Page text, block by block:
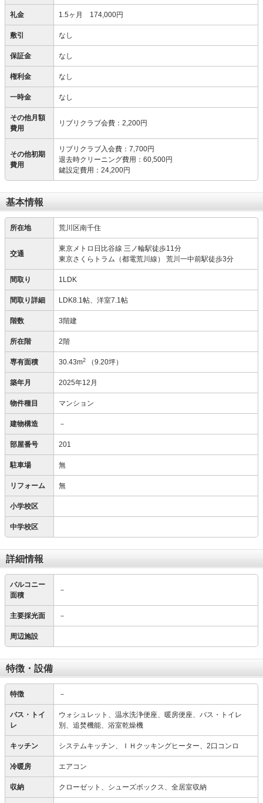
礼金 1.5ヶ月 174,000円
敷引 なし
保証金 なし
権利金 なし
一時金 なし
その他月額
費用
リブリクラブ会費 ： 2,200円
その他初期
費用
リブリクラブ入会費 ： 7,700円
退去時クリーニング費用 ： 60,500円
鍵設定費用 ： 24,200円
基本情報
所在地 荒川区南千住
交通
東京メトロ日比谷線 三ノ輪駅徒歩11分
東京さくらトラム（都電荒川線） 荒川一中前駅徒歩3分
間取り 1LDK
間取り詳細 LDK8.1帖、洋室7.1帖
階数 3階建
所在階 2階
専有面積 30.43m2 （9.20坪）
築年月 2025年12月
物件種目 マンション
建物構造 －
部屋番号 201
駐車場 無
リフォーム 無
小学校区
中学校区
詳細情報
バルコニー
面積
－
主要採光面 －
周辺施設
特徴・設備
特徴 －
バス・トイ
レ
ウォシュレット、温水洗浄便座、暖房便座、バス・トイレ
別、追焚機能、浴室乾燥機
キッチン システムキッチン、ＩＨクッキングヒーター、2口コンロ
冷暖房 エアコン
収納 クローゼット、シューズボックス、全居室収納